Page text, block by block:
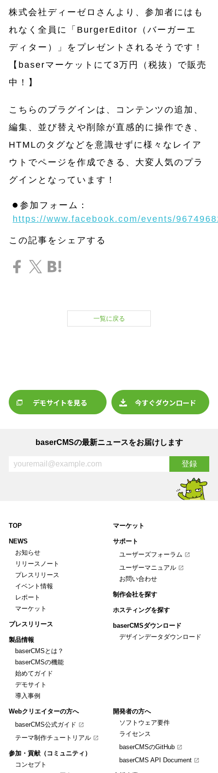
株式会社ディーゼロさんより、参加者にはも
れなく全員に「BurgerEditor（バーガーエ
ディター）」をプレゼントされるそうです！
【baserマーケットにて3万円（税抜）で販売
中！】
こちらのプラグインは、
コンテンツの追加、
編集、並び替えや削除が直感的に操作でき、
HTMLのタグなどを意識せずに様々なレイア
ウトでページを作成できる、大変人気のプラ
グインとなっています！
参加フォーム：
https://www.facebook.com/events/
この記事をシェアする
一覧に戻る
デモサイトを見る 今すぐダウンロード
baserCMSの最新ニュースをお届けします
TOP
NEWS
お知らせ
リリースノート
プレスリリース
イベント情報
レポート
マーケット
プレスリリース
製品情報
baserCMSとは？
baserCMSの機能
始めてガイド
デモサイト
導入事例
マーケット
サポート
ユーザーズフォーラム
ユーザーマニュアル
お問い合わせ
制作会社を探す
ホスティングを探す
baserCMSダウンロード
デザインデータダウンロード
Webクリエイターの方へ
baserCMS公式ガイド
テーマ制作チュートリアル
参加・貢献（コミュニティ）
コンセプト
開発者の方へ
ソフトウェア要件
ライセンス
baserCMSのGitHub
baserCMS API Document